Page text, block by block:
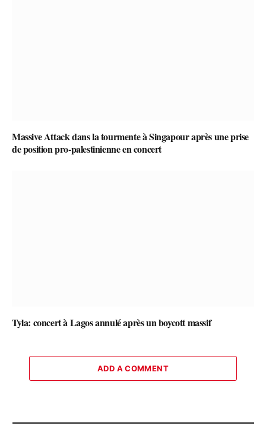
Massive Attack dans la tourmente à Singapour après une prise
de position pro-palestinienne en concert
Tyla: concert à Lagos annulé après un boycott massif
ADD A COMMENT